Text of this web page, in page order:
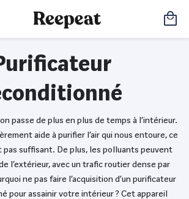
passe de plus en plus de temps à l’intérieur.
aide à purifier l’air qui nous entoure, ce
pas suffisant. De plus, les polluants peuvent
l’extérieur, avec un trafic routier dense par
ne pas faire l’acquisition d’un purificateur
pour assainir votre intérieur ? Cet appareil